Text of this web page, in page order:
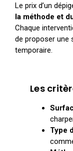
Le prix d’un
la méthode et
Chaque
de proposer une
temporaire.
Les
Type